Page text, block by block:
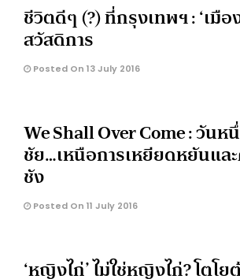
ชีวิตดีๆ (?) ที่กรุงเทพฯ : ‘เมื
สวัสดิการ
Posted On 13 July 2016
We Shall Over Come : วันห
ชัย…เหนือการเหยียดหยันแล
ชัง
Posted On 11 July 2016
‘หญิงไก่’ ไม่ใช่หญิงไก่? โตโ